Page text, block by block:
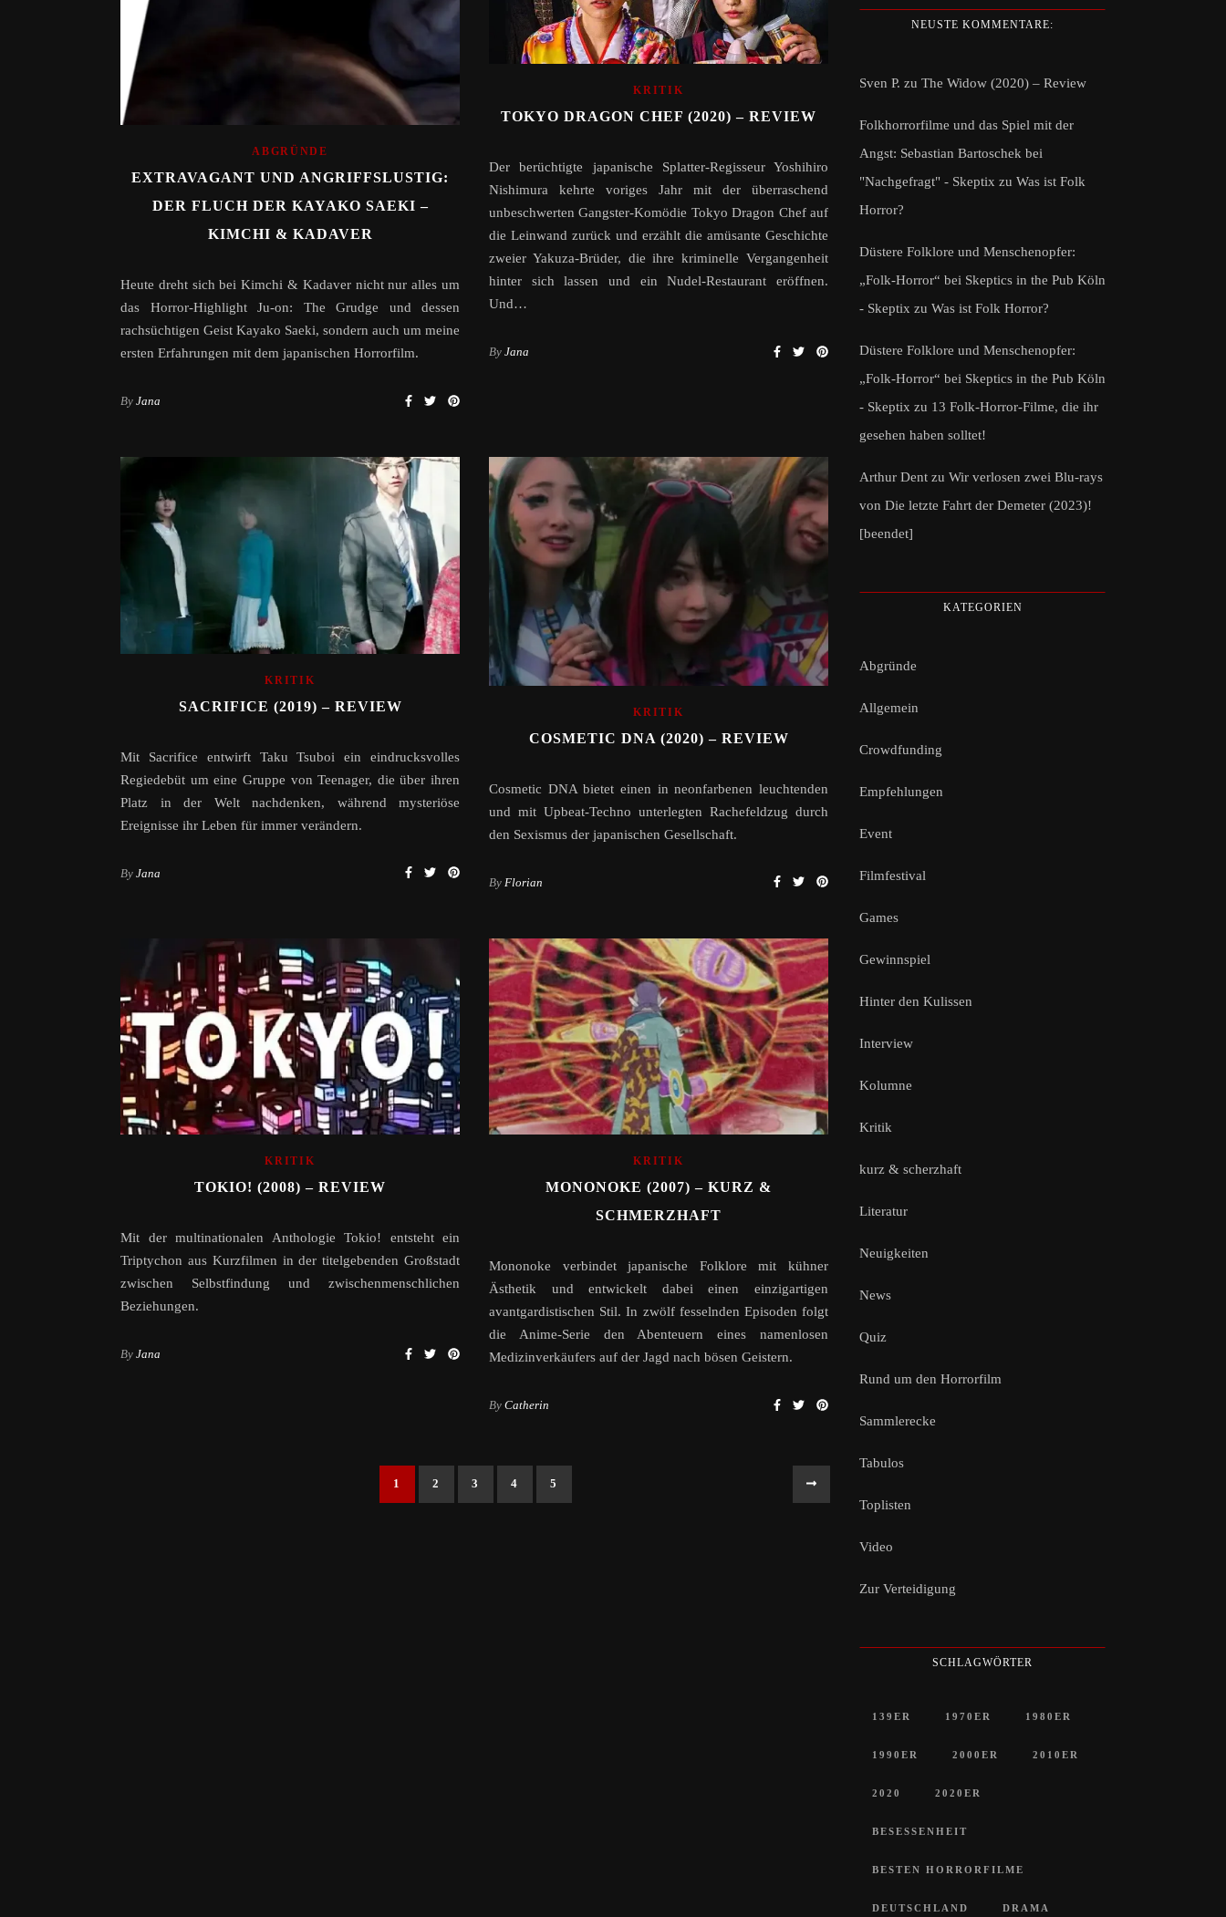
ABGRÜNDE
EXTRAVAGANT UND ANGRIFFSLUSTIG:
DER FLUCH DER KAYAKO SAEKI –
KIMCHI & KADAVER
Heute dreht sich bei Kimchi & Kadaver nicht nur alles um
das Horror-Highlight Ju-on: The Grudge und dessen
rachsüchtigen Geist Kayako Saeki, sondern auch um meine
ersten Erfahrungen mit dem japanischen Horrorfilm.
By Jana
KRITIK
TOKYO DRAGON CHEF (2020) – REVIEW
Der berüchtigte japanische Splatter-Regisseur Yoshihiro
Nishimura kehrte voriges Jahr mit der überraschend
unbeschwerten Gangster-Komödie Tokyo Dragon Chef auf
die Leinwand zurück und erzählt die amüsante Geschichte
zweier Yakuza-Brüder, die ihre kriminelle Vergangenheit
hinter sich lassen und ein Nudel-Restaurant eröffnen.
Und…
By Jana
KRITIK
SACRIFICE (2019) – REVIEW
Mit Sacrifice entwirft Taku Tsuboi ein eindrucksvolles
Regiedebüt um eine Gruppe von Teenager, die über ihren
Platz in der Welt nachdenken, während mysteriöse
Ereignisse ihr Leben für immer verändern.
By Jana
KRITIK
COSMETIC DNA (2020) – REVIEW
Cosmetic DNA bietet einen in neonfarbenen leuchtenden
und mit Upbeat-Techno unterlegten Rachefeldzug durch
den Sexismus der japanischen Gesellschaft.
By Florian
KRITIK
TOKIO! (2008) – REVIEW
Mit der multinationalen Anthologie Tokio! entsteht ein
Triptychon aus Kurzfilmen in der titelgebenden Großstadt
zwischen Selbstfindung und zwischenmenschlichen
Beziehungen.
By Jana
KRITIK
MONONOKE (2007) – KURZ &
SCHMERZHAFT
Mononoke verbindet japanische Folklore mit kühner
Ästhetik und entwickelt dabei einen einzigartigen
avantgardistischen Stil. In zwölf fesselnden Episoden folgt
die Anime-Serie den Abenteuern eines namenlosen
Medizinverkäufers auf der Jagd nach bösen Geistern.
By Catherin
1 2 3 4 5
NEUSTE KOMMENTARE:
Sven P. zu The Widow (2020) – Review
Folkhorrorfilme und das Spiel mit der
Angst: Sebastian Bartoschek bei
"Nachgefragt" - Skeptix zu Was ist Folk
Horror?
Düstere Folklore und Menschenopfer:
„Folk-Horror“ bei Skeptics in the Pub Köln
- Skeptix zu Was ist Folk Horror?
Düstere Folklore und Menschenopfer:
„Folk-Horror“ bei Skeptics in the Pub Köln
- Skeptix zu 13 Folk-Horror-Filme, die ihr
gesehen haben solltet!
Arthur Dent zu Wir verlosen zwei Blu-rays
von Die letzte Fahrt der Demeter (2023)!
[beendet]
KATEGORIEN
Abgründe
Allgemein
Crowdfunding
Empfehlungen
Event
Filmfestival
Games
Gewinnspiel
Hinter den Kulissen
Interview
Kolumne
Kritik
kurz & scherzhaft
Literatur
Neuigkeiten
News
Quiz
Rund um den Horrorfilm
Sammlerecke
Tabulos
Toplisten
Video
Zur Verteidigung
SCHLAGWÖRTER
139ER 1970ER 1980ER
1990ER 2000ER 2010ER
2020 2020ER
BESESSENHEIT
BESTEN HORRORFILME
DEUTSCHLAND DRAMA